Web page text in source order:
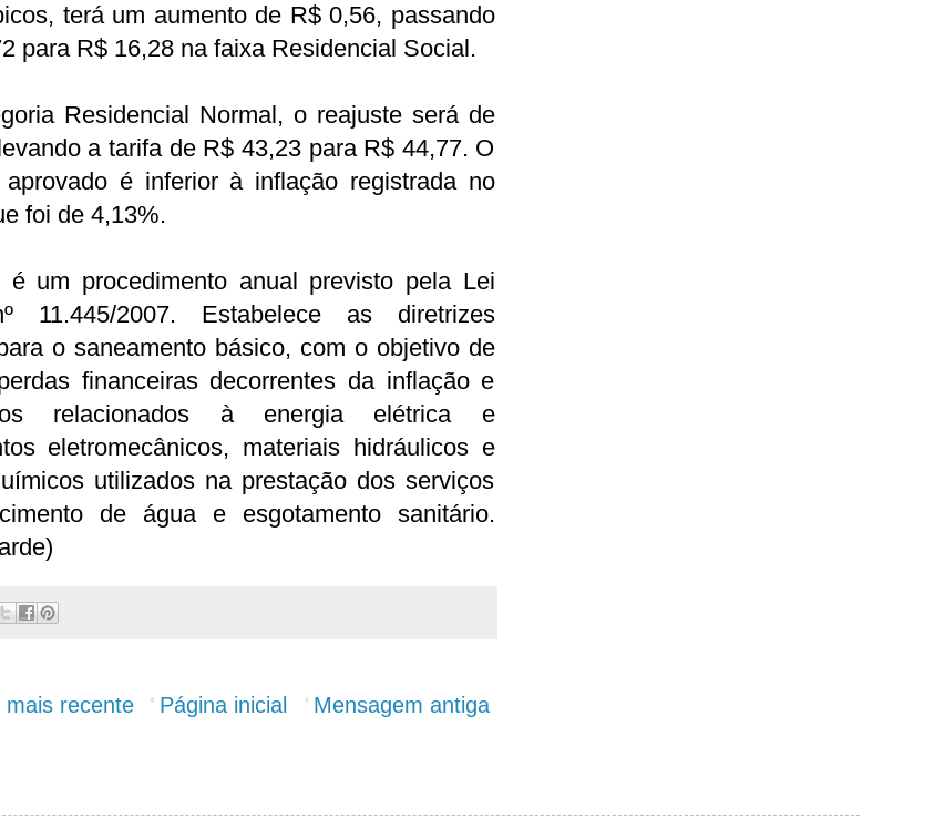
terá um aumento de R$ 0,56, passando
para R$ 16,28 na faixa Residencial Social.
Residencial Normal, o reajuste será de
a tarifa de R$ 43,23 para R$ 44,77. O
aprovado é inferior à inflação registrada no
foi de 4,13%.
é um procedimento anual previsto pela Lei
11.445/2007. Estabelece as diretrizes
o saneamento básico, com o objetivo de
financeiras decorrentes da inflação e
relacionados à energia elétrica e
eletromecânicos, materiais hidráulicos e
utilizados na prestação dos serviços
de água e esgotamento sanitário.
mais recente Mensagem antiga
Página inicial